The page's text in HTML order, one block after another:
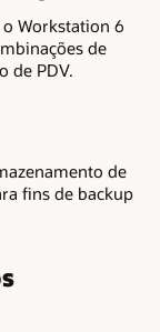
Workstation 6
de
de PDV.
de
fins de backup